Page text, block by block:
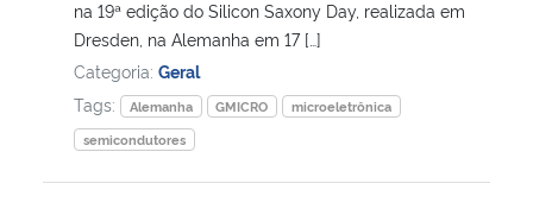
na 19ª edição do Silicon Saxony Day, realizada em
Dresden, na Alemanha em 17 […]
Categoria: Geral
Tags:
Alemanha GMICRO
microeletrônica
semicondutores